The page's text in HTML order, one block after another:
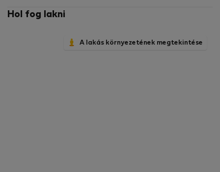
Hol fog lakni
A lakás környezetének megtekintése